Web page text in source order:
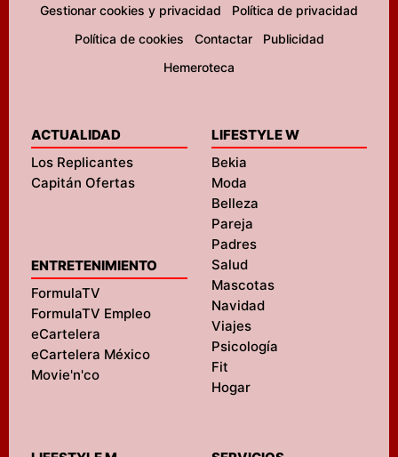
Gestionar cookies y privacidad
Política de privacidad
Política de cookies
Contactar
Publicidad
Hemeroteca
ACTUALIDAD
Los Replicantes
Capitán Ofertas
ENTRETENIMIENTO
FormulaTV
FormulaTV Empleo
eCartelera
eCartelera México
Movie'n'co
LIFESTYLE W
Bekia
Moda
Belleza
Pareja
Padres
Salud
Mascotas
Navidad
Viajes
Psicología
Fit
Hogar